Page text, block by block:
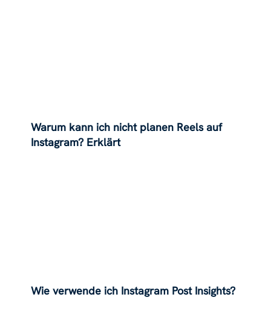
Warum kann ich nicht planen Reels auf
Instagram? Erklärt
Wie verwende ich Instagram Post Insights?